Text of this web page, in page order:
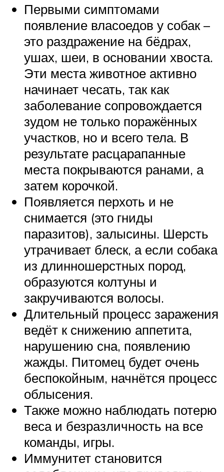
Первыми симптомами
появление власоедов у собак –
это раздражение на бёдрах,
ушах, шеи, в основании хвоста.
Эти места животное активно
начинает чесать, так как
заболевание сопровождается
зудом не только поражённых
участков, но и всего тела. В
результате расцарапанные
места покрываются ранами, а
затем корочкой.
Появляется перхоть и не
снимается (это гниды
паразитов), залысины. Шерсть
утрачивает блеск, а если собака
из длинношерстных пород,
образуются колтуны и
закручиваются волосы.
Длительный процесс заражения
ведёт к снижению аппетита,
нарушению сна, появлению
жажды. Питомец будет очень
беспокойным, начнётся процесс
облысения.
Также можно наблюдать потерю
веса и безразличность на все
команды, игры.
Иммунитет становится